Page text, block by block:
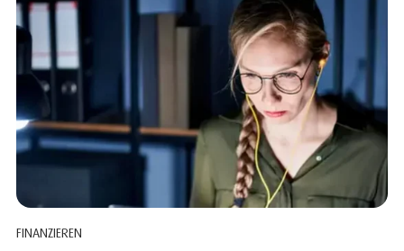
FINANZIEREN